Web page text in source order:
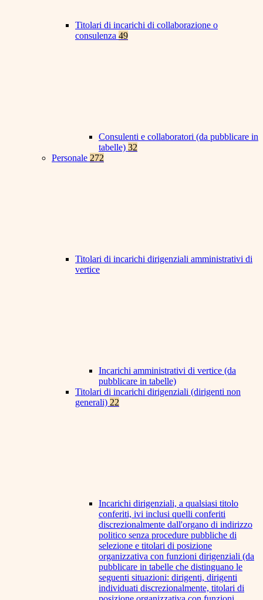
Titolari di incarichi di collaborazione o
consulenza 49
Consulenti e collaboratori (da pubblicare in
tabelle) 32
Personale 272
Titolari di incarichi dirigenziali amministrativi di
vertice
Incarichi amministrativi di vertice (da
pubblicare in tabelle)
Titolari di incarichi dirigenziali (dirigenti non
generali) 22
Incarichi dirigenziali, a qualsiasi titolo
conferiti, ivi inclusi quelli conferiti
discrezionalmente dall'organo di indirizzo
politico senza procedure pubbliche di
selezione e titolari di posizione
organizzativa con funzioni dirigenziali (da
pubblicare in tabelle che distinguano le
seguenti situazioni: dirigenti, dirigenti
individuati discrezionalmente, titolari di